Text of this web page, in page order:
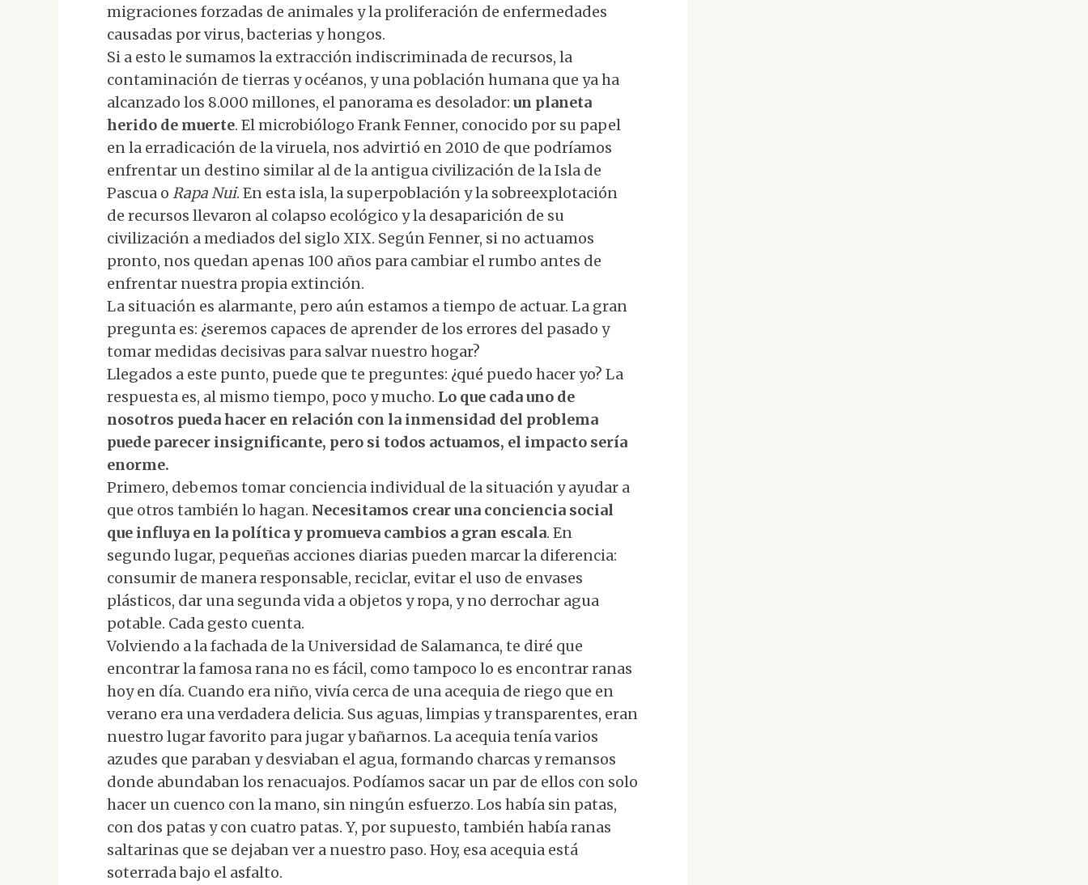
migraciones forzadas de animales y la proliferación de enfermedades
causadas por virus, bacterias y hongos.
Si a esto le sumamos la extracción indiscriminada de recursos, la
contaminación de tierras y océanos, y una población humana que ya ha
alcanzado los 8.000 millones, el panorama es desolador: un planeta
herido de muerte. El microbiólogo Frank Fenner, conocido por su papel
en la erradicación de la viruela, nos advirtió en 2010 de que podríamos
enfrentar un destino similar al de la antigua civilización de la Isla de
Pascua o Rapa Nui. En esta isla, la superpoblación y la sobreexplotación
de recursos llevaron al colapso ecológico y la desaparición de su
civilización a mediados del siglo XIX. Según Fenner, si no actuamos
pronto, nos quedan apenas 100 años para cambiar el rumbo antes de
enfrentar nuestra propia extinción.
La situación es alarmante, pero aún estamos a tiempo de actuar. La gran
pregunta es: ¿seremos capaces de aprender de los errores del pasado y
tomar medidas decisivas para salvar nuestro hogar?
Llegados a este punto, puede que te preguntes: ¿qué puedo hacer yo? La
respuesta es, al mismo tiempo, poco y mucho. Lo que cada uno de
nosotros pueda hacer en relación con la inmensidad del problema
puede parecer insignificante, pero si todos actuamos, el impacto sería
enorme.
Primero, debemos tomar conciencia individual de la situación y ayudar a
que otros también lo hagan. Necesitamos crear una conciencia social
que influya en la política y promueva cambios a gran escala. En
segundo lugar, pequeñas acciones diarias pueden marcar la diferencia:
consumir de manera responsable, reciclar, evitar el uso de envases
plásticos, dar una segunda vida a objetos y ropa, y no derrochar agua
potable. Cada gesto cuenta.
Volviendo a la fachada de la Universidad de Salamanca, te diré que
encontrar la famosa rana no es fácil, como tampoco lo es encontrar ranas
hoy en día. Cuando era niño, vivía cerca de una acequia de riego que en
verano era una verdadera delicia. Sus aguas, limpias y transparentes, eran
nuestro lugar favorito para jugar y bañarnos. La acequia tenía varios
azudes que paraban y desviaban el agua, formando charcas y remansos
donde abundaban los renacuajos. Podíamos sacar un par de ellos con solo
hacer un cuenco con la mano, sin ningún esfuerzo. Los había sin patas,
con dos patas y con cuatro patas. Y, por supuesto, también había ranas
saltarinas que se dejaban ver a nuestro paso. Hoy, esa acequia está
soterrada bajo el asfalto.